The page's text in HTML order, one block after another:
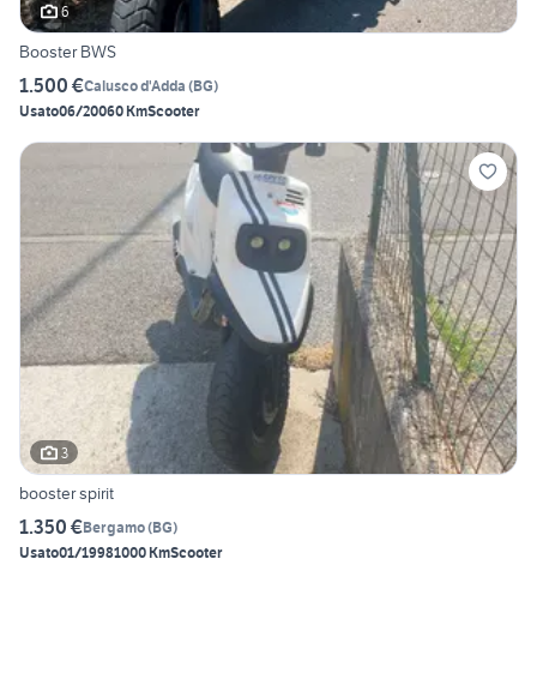
6
Booster BWS
1.500 €Calusco d'Adda (BG)
Usato06/20060 KmScooter
3
booster spirit
1.350 €Bergamo(BG)
Usato01/19981000 KmScooter